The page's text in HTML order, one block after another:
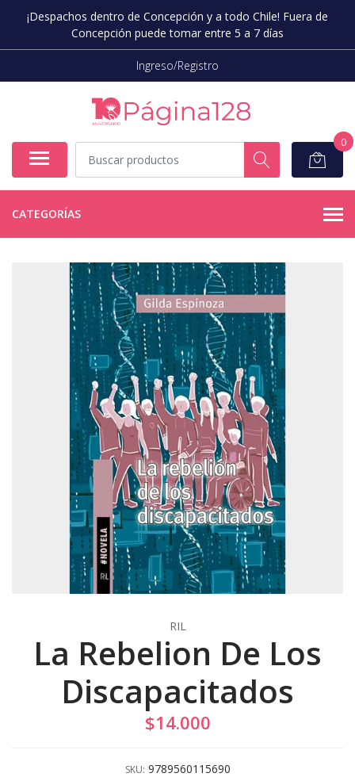
¡Despachos dentro de Concepción y a todo Chile! Fuera de
Concepción puede tomar entre 5 a 7 días
Ingreso/Registro
0
CATEGORÍAS
RIL
La Rebelion De Los
Discapacitados
$14.000
SKU: 9789560115690